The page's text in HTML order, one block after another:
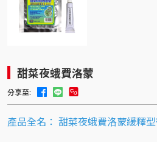
甜菜夜蛾費洛蒙
分享至:
產品全名： 甜菜夜蛾費洛蒙緩釋